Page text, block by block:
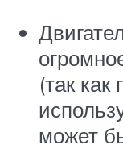
(так как
может